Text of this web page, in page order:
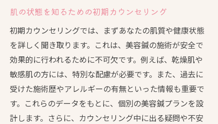
肌の状態を知るための初期カウンセリング
初期カウンセリングでは、まずあなたの肌質や健康状態
を詳しく聞き取ります。これは、美容鍼の施術が安全で
効果的に行われるために不可欠です。例えば、乾燥肌や
敏感肌の方には、特別な配慮が必要です。また、過去に
受けた施術歴やアレルギーの有無といった情報も重要で
す。これらのデータをもとに、個別の美容鍼プランを設
計します。さらに、カウンセリング中に出る疑問や不安